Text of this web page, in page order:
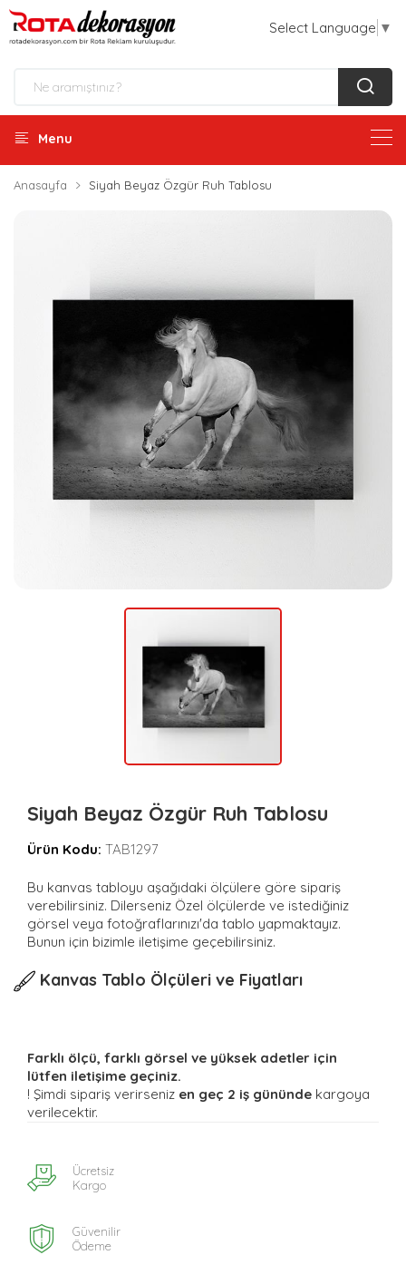
Select Language ▼
Menu
Anasayfa Siyah Beyaz Özgür Ruh Tablosu
Siyah Beyaz Özgür Ruh Tablosu
Ürün Kodu: TAB1297
Bu kanvas tabloyu aşağıdaki ölçülere göre sipariş
verebilirsiniz. Dilerseniz Özel ölçülerde ve istediğiniz
görsel veya fotoğraflarınızı'da tablo yapmaktayız.
Bunun için bizimle iletişime geçebilirsiniz.
Kanvas Tablo Ölçüleri ve Fiyatları
Farklı ölçü, farklı görsel ve yüksek adetler için
lütfen iletişime geçiniz.
! Şimdi sipariş verirseniz en geç 2 iş gününde kargoya
verilecektir.
Ücretsiz
Kargo
Güvenilir
Ödeme